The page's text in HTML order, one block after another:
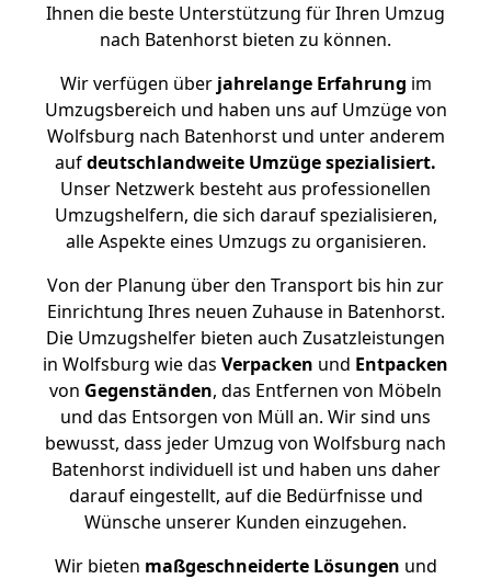
Ihnen die beste Unterstützung für Ihren Umzug
nach Batenhorst bieten zu können.
Wir verfügen überjahrelange Erfahrung im
Umzugsbereich und haben uns auf Umzüge von
Wolfsburg nach Batenhorst und unter anderem
aufdeutschlandweite Umzüge spezialisiert.
Unser Netzwerk besteht aus professionellen
Umzugshelfern, die sich darauf spezialisieren,
alle Aspekte eines Umzugs zu organisieren.
Von der Planung über den Transport bis hin zur
Einrichtung Ihres neuen Zuhause in Batenhorst.
Die Umzugshelfer bieten auch Zusatzleistungen
in Wolfsburg wie das Verpacken und Entpacken
von Gegenständen, das Entfernen von Möbeln
und das Entsorgen von Müll an. Wir sind uns
bewusst, dass jeder Umzug von Wolfsburg nach
Batenhorst individuell ist und haben uns daher
darauf eingestellt, auf die Bedürfnisse und
Wünsche unserer Kunden einzugehen.
Wir bieten maßgeschneiderte Lösungen und